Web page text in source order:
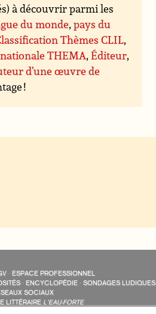
à découvrir parmi les
du monde,pays du
Thèmes CLIL,
THEMA,Éditeur,
d’une œuvre de
!
· ESPACE PROFESSIONNEL
· ENCYCLOPÉDIE · SONDAGES LUDIQUES
SOCIAUX
LITTÉRAIRE L’EAU-FORTE